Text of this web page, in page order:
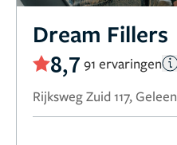
Dream Fillers
8,7 91 ervaringen
Rijksweg Zuid 117, Geleen